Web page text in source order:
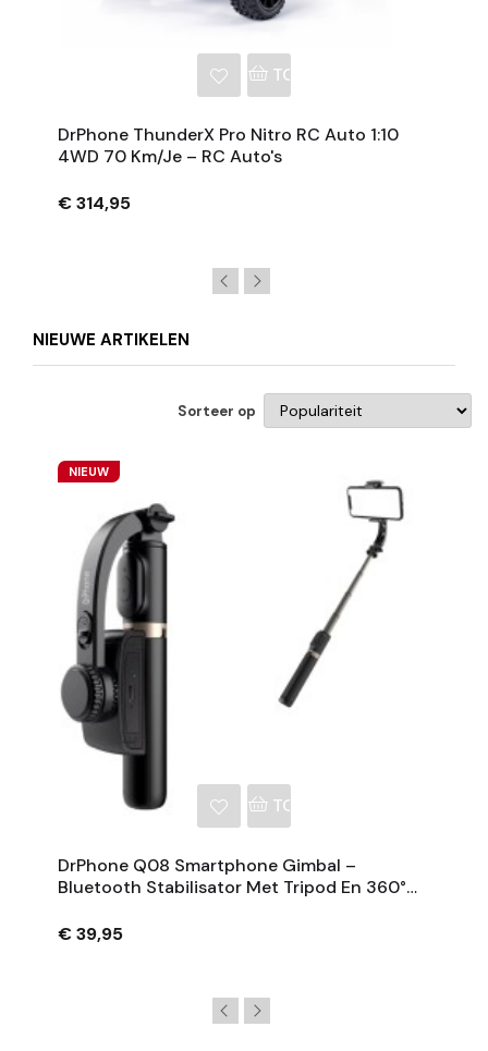
TOEVOEGEN AAN
DrPhone ThunderX Pro Nitro RC Auto 1:10
4WD 70 Km/je – RC Auto's
€ 314,95
NIEUWE ARTIKELEN
Sorteer op
NIEUW
TOEVOEGEN AAN
DrPhone Q08 Smartphone Gimbal –
Bluetooth Stabilisator Met Tripod En 360°
€ 39,95